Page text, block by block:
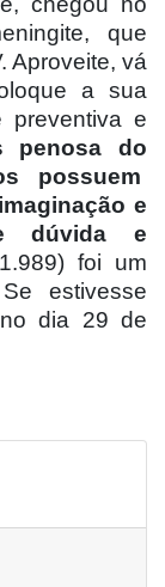
que
Aproveite, vá
a sua
preventiva e
penosa do
possuem
imaginação e
dúvida e
foi um
estivesse
dia 29 de